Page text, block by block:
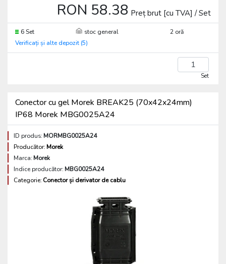
RON 58.38 Preț brut [cu TVA] / Set
6 Set stoc general
2 oră
Verificați și alte depozit (5)
Set
Conector cu gel Morek BREAK25 (70x42x24mm)
IP68 Morek MBG0025A24
ID produs:MORMBG0025A24
Producător:Morek
Marca:Morek
Indice producător:MBG0025A24
Categorie: Conector și derivator de cablu